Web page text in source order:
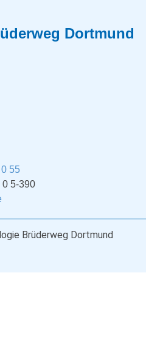
Dortmund
55
0 5-390
Brüderweg Dortmund